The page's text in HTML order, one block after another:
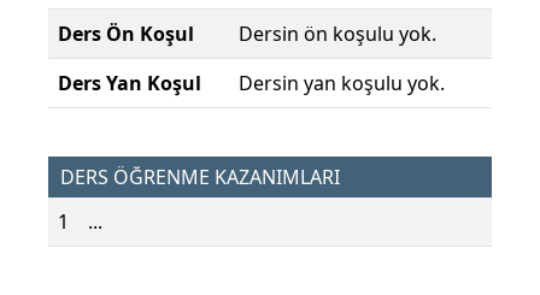
Ders Ön Koşul
Dersin ön koşulu yok.
Ders Yan Koşul
Dersin yan koşulu yok.
DERS ÖĞRENME KAZANIMLARI
1
...